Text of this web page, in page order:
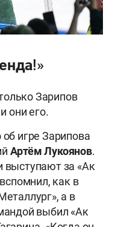
Зарипов
они его.
игре Зарипова
Артём Лукоянов.
выступают за «Ак
как в
а в
выбил «Ак